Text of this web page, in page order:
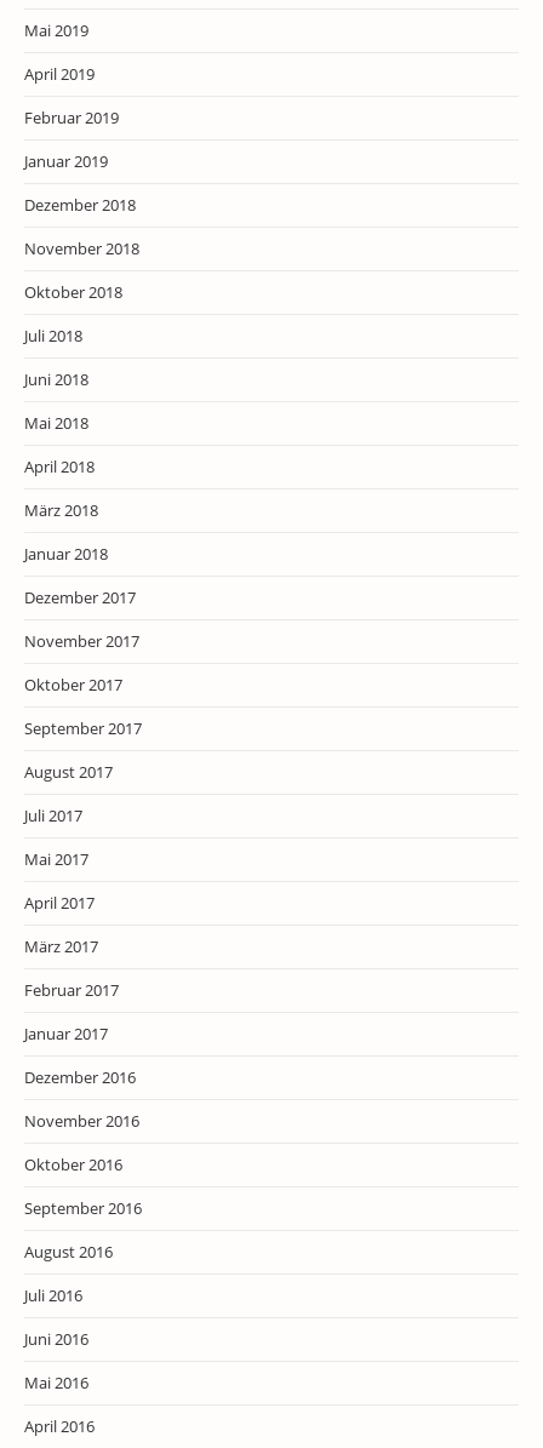
Mai 2019
April 2019
Februar 2019
Januar 2019
Dezember 2018
November 2018
Oktober 2018
Juli 2018
Juni 2018
Mai 2018
April 2018
März 2018
Januar 2018
Dezember 2017
November 2017
Oktober 2017
September 2017
August 2017
Juli 2017
Mai 2017
April 2017
März 2017
Februar 2017
Januar 2017
Dezember 2016
November 2016
Oktober 2016
September 2016
August 2016
Juli 2016
Juni 2016
Mai 2016
April 2016